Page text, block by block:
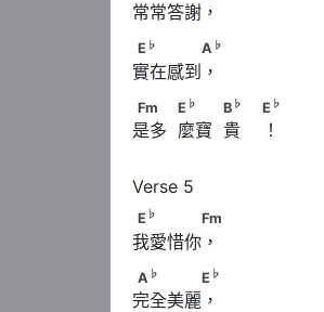
常常答謝，
E♭ A
E ♭ A ♭
實在感到，
Fm　　            E♭
Fm E ♭ B ♭ E ♭
是多  麼寶  貴    ！
E♭ Fm
E ♭ Fm
我愛惜你，
A♭ E
A ♭ E ♭
完全美麗，